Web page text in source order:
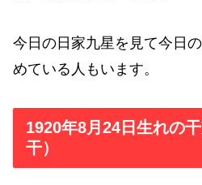
今日の日家九星を見て今日
めている人もいます。
1920年8月24日生れの
干）